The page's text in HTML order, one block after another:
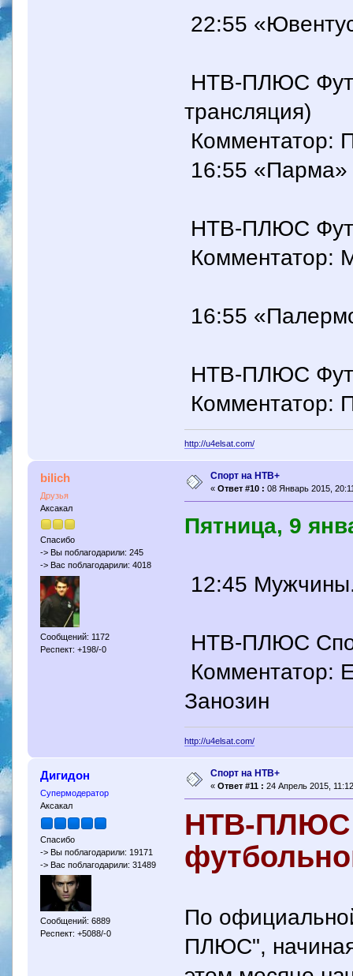
22:55
НТВ-ПЛЮС
трансляция)
Комментатор:
16:55
НТВ-ПЛЮС
Комментатор:
16:55
НТВ-ПЛЮС
Комментатор:
http://u4elsat.com/
bilich
Друзья
Аксакал
Спасибо
-> Вы поблагодарили: 245
-> Вас поблагодарили: 4018
Сообщений: 1172
Респект: +198/-0
Спорт на НТВ+
« Ответ #10 : 08 Январь 2015,
Пятница, 9
12:45
НТВ-ПЛЮС
Комментатор:
Занозин
http://u4elsat.com/
Дигидон
Супермодератор
Аксакал
Спасибо
-> Вы поблагодарили: 19171
-> Вас поблагодарили: 31489
Сообщений: 6889
Респект: +5088/-0
Спорт на НТВ+
« Ответ #11 : 24 Апрель 2015,
НТВ-ПЛЮС
По
ПЛЮС", начиная